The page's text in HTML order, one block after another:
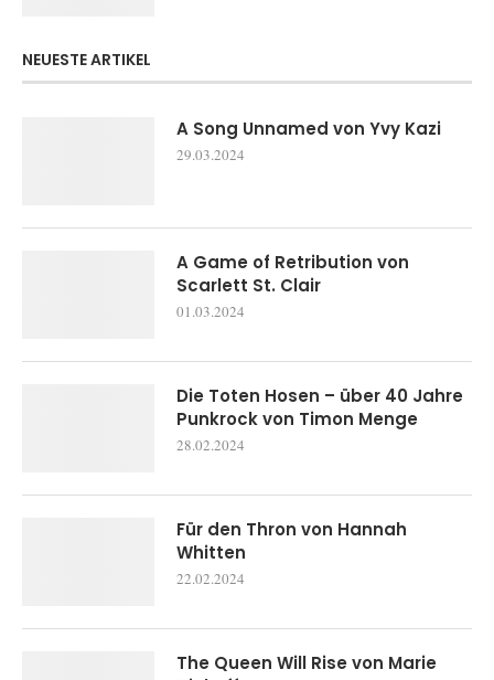
NEUESTE ARTIKEL
A Song Unnamed von Yvy Kazi
29.03.2024
A Game of Retribution von
Scarlett St. Clair
01.03.2024
Die Toten Hosen – über 40 Jahre
Punkrock von Timon Menge
28.02.2024
Für den Thron von Hannah
Whitten
22.02.2024
The Queen Will Rise von Marie